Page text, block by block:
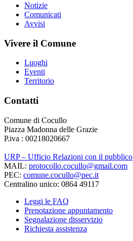
Notizie
Comunicati
Avvisi
Vivere il Comune
Luoghi
Eventi
Territorio
Contatti
Comune di Cocullo
Piazza Madonna delle Grazie
P.iva : 00218020667
URP – Ufficio Relazioni con il pubblico
MAIL: protocollo.cocullo@gmail.com
PEC: comune.cocullo@pec.it
Centralino unico: 0864 49117
Leggi le FAQ
Prenotazione appuntamento
Segnalazione disservizio
Richiesta assistenza